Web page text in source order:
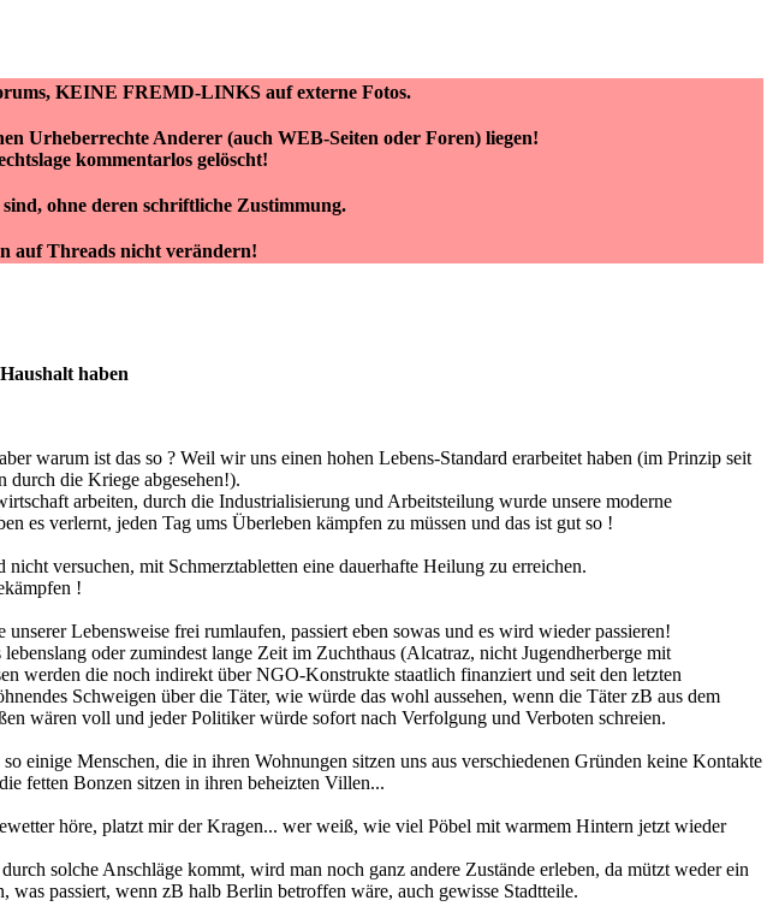
KEINE FREMD-LINKS auf externe Fotos.
Urheberrechte Anderer (auch WEB-Seiten oder Foren) liegen!
kommentarlos gelöscht!
ohne deren schriftliche Zustimmung.
auf Threads nicht verändern!
haben
warum ist das so ? Weil wir uns einen hohen Lebens-Standard erarbeitet haben (im Prinzip seit
durch die Kriege abgesehen!).
arbeiten, durch die Industrialisierung und Arbeitsteilung wurde unsere moderne
es verlernt, jeden Tag ums Überleben kämpfen zu müssen und das ist gut so !
versuchen, mit Schmerztabletten eine dauerhafte Heilung zu erreichen.
!
Lebensweise frei rumlaufen, passiert eben sowas und es wird wieder passieren!
oder zumindest lange Zeit im Zuchthaus (Alcatraz, nicht Jugendherberge mit
werden die noch indirekt über NGO-Konstrukte staatlich finanziert und seit den letzten
Schweigen über die Täter, wie würde das wohl aussehen, wenn die Täter zB aus dem
wären voll und jeder Politiker würde sofort nach Verfolgung und Verboten schreien.
einige Menschen, die in ihren Wohnungen sitzen uns aus verschiedenen Gründen keine Kontakte
fetten Bonzen sitzen in ihren beheizten Villen...
höre, platzt mir der Kragen... wer weiß, wie viel Pöbel mit warmem Hintern jetzt wieder
solche Anschläge kommt, wird man noch ganz andere Zustände erleben, da mützt weder ein
passiert, wenn zB halb Berlin betroffen wäre, auch gewisse Stadtteile.